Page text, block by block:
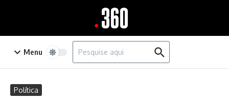
Menu
Procurar por:
Política